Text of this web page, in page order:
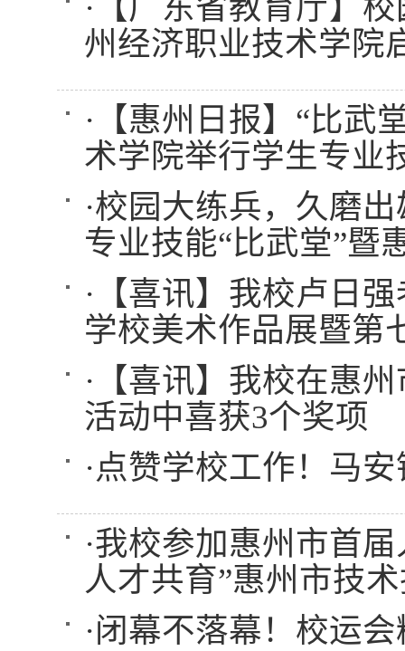
· 【广东省教育厅】
州经济职业技术学院
· 【惠州日报】“比武
术学院举行学生专业
·校园大练兵，久磨
专业技能“比武堂”暨
· 【喜讯】我校卢日
学校美术作品展暨第
· 【喜讯】我校在惠
活动中喜获3个奖项
·点赞学校工作！马
·我校参加惠州市首届
人才共育”惠州市技
·闭幕不落幕！校运